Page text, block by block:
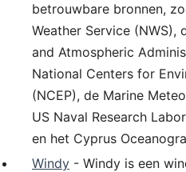
betrouwbare bronnen,
Weather Service (NWS),
and Atmospheric
National Centers for
(NCEP), de Marine
US Naval Research
en het Cyprus
Windy - Windy is een